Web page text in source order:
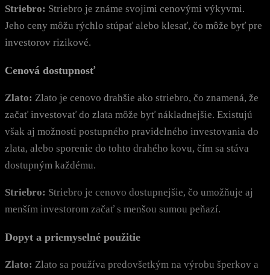
Striebro: Striebro je známe svojimi cenovými výkyvmi.
Jeho ceny môžu rýchlo stúpať alebo klesať, čo môže byť pre
investorov rizikové.
Cenová dostupnosť
Zlato: Zlato je cenovo drahšie ako striebro, čo znamená, že
začať investovať do zlata môže byť nákladnejšie. Existujú
však aj možnosti postupného pravidelného investovania do
zlata, alebo sporenie do tohto drahého kovu, čím sa stáva
dostupným každému.
Striebro: Striebro je cenovo dostupnejšie, čo umožňuje aj
menším investorom začať s menšou sumou peňazí.
Dopyt a priemyselné použitie
Zlato: Zlato sa používa predovšetkým na výrobu šperkov a